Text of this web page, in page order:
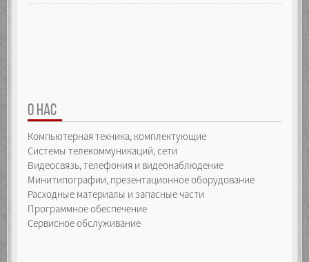
О НАС
Компьютерная техника, комплектующие
Системы телекоммуникаций, сети
Видеосвязь, телефония и видеонаблюдение
Минитипографии, презентационное оборудование
Расходные материалы и запасные части
Программное обеспечение
Сервисное обслуживание